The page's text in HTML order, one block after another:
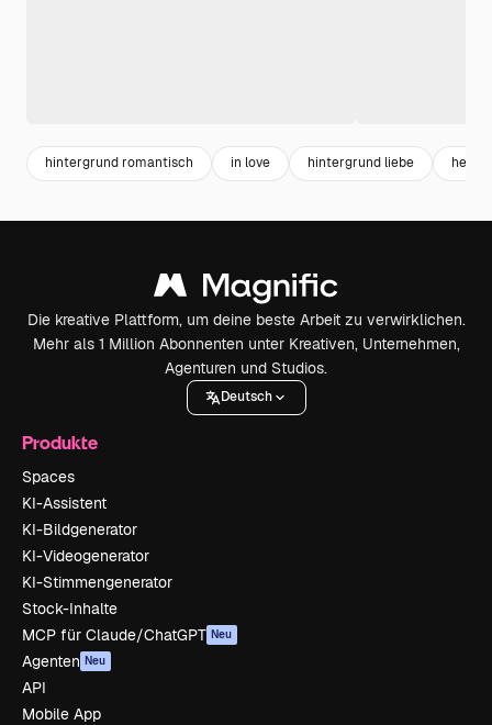
hintergrund romantisch in love hintergrund liebe herz
Die kreative Plattform, um deine beste Arbeit zu verwirklichen.
Mehr als 1 Million Abonnenten unter Kreativen, Unternehmen,
Agenturen und Studios.
Deutsch
Produkte
Spaces
KI-Assistent
KI-Bildgenerator
KI-Videogenerator
KI-Stimmengenerator
Stock-Inhalte
MCP für Claude/ChatGPT Neu
Agenten Neu
API
Mobile App